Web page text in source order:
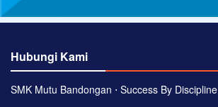
Hubungi Kami
SMK Mutu Bandongan ⋅ Success By Discipline